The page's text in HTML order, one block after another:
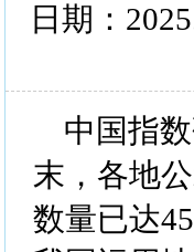
日期：
中国指
末，各地
数量已达